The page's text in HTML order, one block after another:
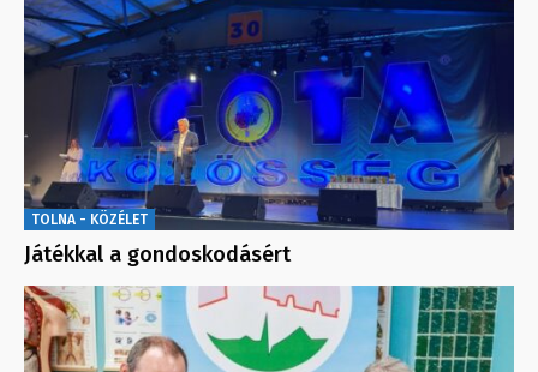
TOLNA - KÖZÉLET
Játékkal a gondoskodásért